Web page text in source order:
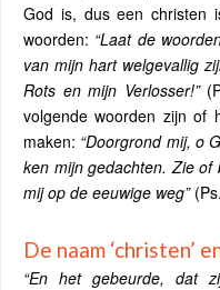
God is, dus een christen
woorden: “Laat de
van mijn hart welgevallig
Rots en mijn Verlosser!”
volgende woorden zijn of
maken: “Doorgrond mij, o
ken mijn gedachten. Zie of
mij op de eeuwige weg”
De naam ‘christen’
“En het gebeurde, dat